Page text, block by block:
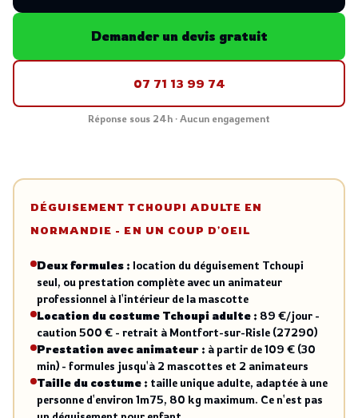
Demander un devis gratuit
07 71 13 99 74
Réponse sous 24h · Aucun engagement
DÉGUISEMENT TCHOUPI ADULTE EN
NORMANDIE - EN UN COUP D'OEIL
Deux formules :location du déguisement Tchoupi
seul, ou prestation complète avec un animateur
professionnel à l'intérieur de la mascotte
Location du costume Tchoupi adulte : 89 €/jour -
caution 500 € - retrait à Montfort-sur-Risle (27290)
Prestation avec animateur : à partir de 109 € (30
min) - formules jusqu'à 2 mascottes et 2 animateurs
Taille du costume : taille unique adulte, adaptée à une
personne d'environ 1m75, 80 kg maximum. Ce n'est pas